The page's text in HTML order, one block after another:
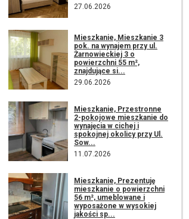
27.06.2026
Mieszkanie, Mieszkanie 3
pok. na wynajem przy ul.
Żarnowieckiej 3 o
powierzchni 55 m²,
znajdujące si...
29.06.2026
Mieszkanie, Przestronne
2-pokojowe mieszkanie do
wynajęcia w cichej i
spokojnej okolicy przy Ul.
Sow...
11.07.2026
Mieszkanie, Prezentuję
mieszkanie o powierzchni
56 m², umeblowane i
wyposażone w wysokiej
jakości sp...